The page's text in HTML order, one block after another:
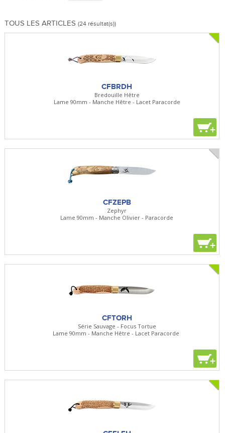
TOUS LES ARTICLES (24 résultat(s))
CFBRDH
Bredouille Hêtre
Lame 90mm - Manche Hêtre - Lacet Paracorde
+
CFZEPB
Zephyr
Lame 90mm - Manche Olivier - Paracorde
+
CFTORH
Série Sauvage - Focus Tortue
Lame 90mm - Manche Hêtre - Lacet Paracorde
+